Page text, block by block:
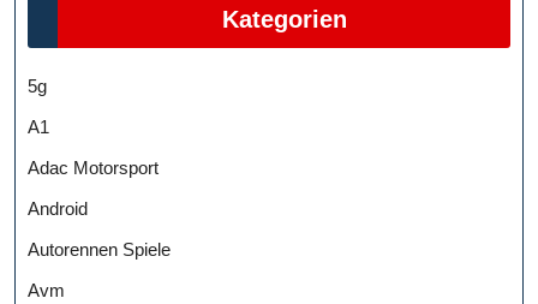
Kategorien
5g
A1
Adac Motorsport
Android
Autorennen Spiele
Avm